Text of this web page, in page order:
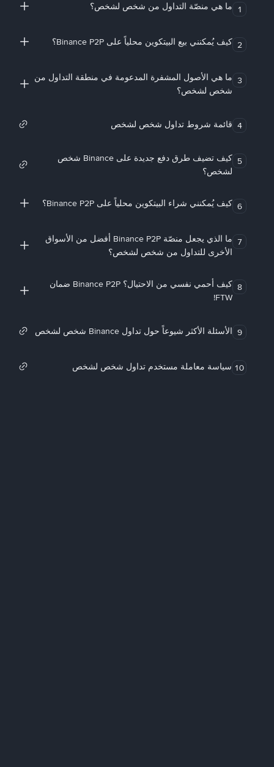
1 ما هي منصّة التداول من شخص لشخص؟
2 كيف يُمكنني بيع البيتكوين محلياً على Binance P2P؟
3 ما هي الأصول المشفرة المدعومة في منطقة التداول من
شخص لشخص؟
4 قائمة شروط تداول شخص لشخص
5
كيف تضيف طرق دفع جديدة على Binance شخص
لشخص؟
6 كيف يُمكنني شراء البيتكوين محلياً على Binance P2P؟
7
ما الذي يجعل منصّة Binance P2P أفضل من الأسواق
الأخرى للتداول من شخص لشخص؟
8
كيف أحمي نفسي من الاحتيال؟ Binance P2P ضمان
FTW!
9 الأسئلة الأكثر شيوعاً حول تداول Binance شخص لشخص
10 سياسة معاملة مستخدم تداول شخص لشخص